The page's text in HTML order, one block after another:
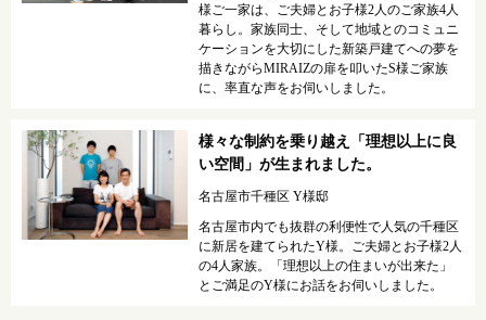
様ご一家は、ご夫婦とお子様2人のご家族4人
暮らし。家族同士、そして地域とのコミュニ
ケーションを大切にした新築戸建てへの夢を
描きながらMIRAIZの扉を叩いたS様ご家族
に、率直な声をお伺いしました。
様々な制約を乗り越え「理想以上に良
い空間」が生まれました。
名古屋市千種区 Y様邸
名古屋市内でも抜群の利便性で人気の千種区
に新居を建てられたY様。ご夫婦とお子様2人
の4人家族。「理想以上の住まいが出来た」
とご満足のY様にお話をお伺いしました。